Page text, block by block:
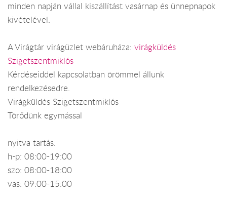
minden napján vállal kiszállítást vasárnap és ünnepnapok
kivételével.
A Virágtár virágüzlet webáruháza: virágküldés
Szigetszentmiklós
Kérdéseiddel kapcsolatban örömmel állunk
rendelkezésedre.
Virágküldés Szigetszentmiklós
Törődünk egymással
nyitva tartás:
h-p: 08:00-19:00
szo: 08:00-18:00
vas: 09:00-15:00